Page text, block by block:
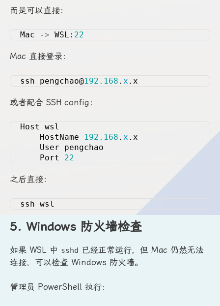
而是可以直接：
Mac -> WSL: 22
Mac 直接登录：
ssh pengchao@192.168 . x .x
或者配合 SSH config：
Host wsl
    HostName
192.168 . x .x
    User pengchao
    Port
22
之后直接：
ssh wsl
5. Windows 防火墙检查
如果 WSL 中 sshd 已经正常运行，但 Mac 仍然无法
连接，可以检查 Windows 防火墙。
管理员 PowerShell 执行：